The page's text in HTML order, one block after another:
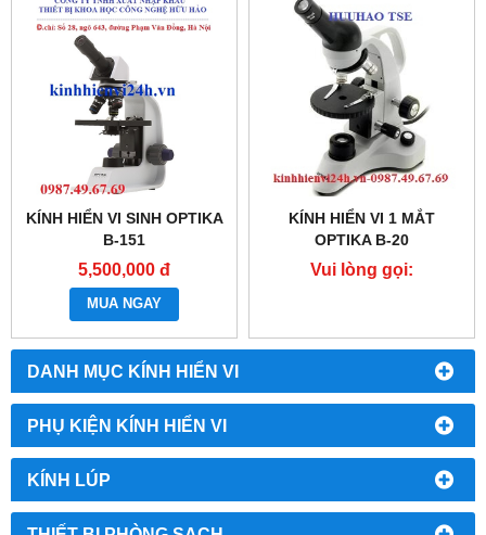
DANH MỤC KÍNH HIỂN VI
PHỤ KIỆN KÍNH HIỂN VI
KÍNH LÚP
KÍNH HIỂN VI SINH OPTIKA
B-151
5,500,000 đ
MUA NGAY
KÍNH HIỂN VI 1 MẮT
OPTIKA B-20
Vui lòng gọi: